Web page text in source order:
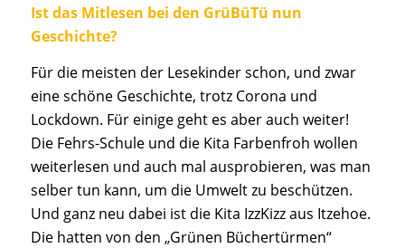
Ist das Mitlesen bei den GrüBüTü nun
Geschichte?
Für die meisten der Lesekinder schon, und zwar
eine schöne Geschichte, trotz Corona und
Lockdown. Für einige geht es aber auch weiter!
Die Fehrs-Schule und die Kita Farbenfroh wollen
weiterlesen und auch mal ausprobieren, was man
selber tun kann, um die Umwelt zu beschützen.
Und ganz neu dabei ist die Kita IzzKizz aus Itzehoe.
Die hatten von den „Grünen Büchertürmen“